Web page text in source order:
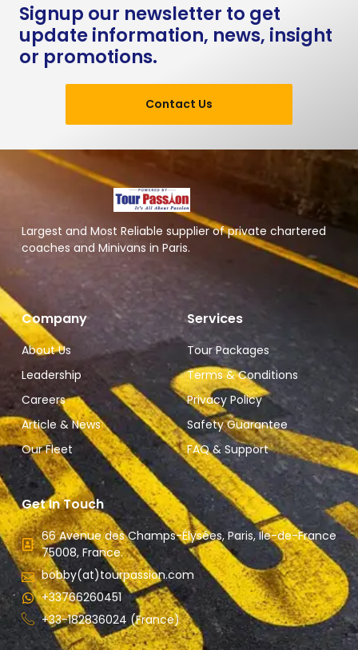
Signup our newsletter to get
update information, news, insight
or promotions.
Contact Us
Largest and Most Reliable supplier of private chartered
coaches and Minivans in Paris.
Company
About Us
Leadership
Careers
Article & News
Our Fleet
Services
Tour Packages
Terms & Conditions
Privacy Policy
Safety Guarantee
FAQ & Support
Get In Touch
66 Avenue des Champs-Élysées, Paris, Ile-de-France
75008, France.
bobby(at)tourpassion.com
+33766260451
+33-182836024 (France)